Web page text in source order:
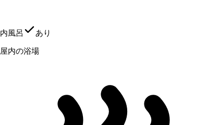
内風呂 あり
屋内の浴場